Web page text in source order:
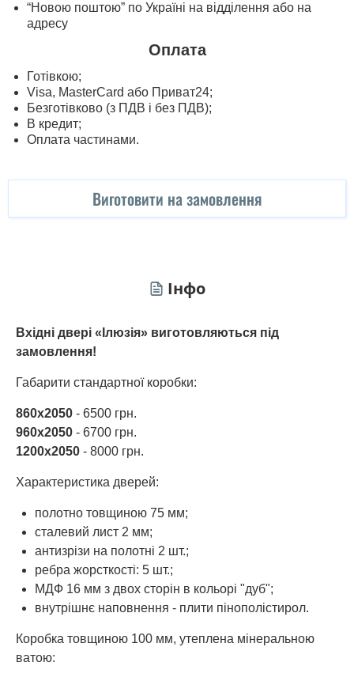
“Новою поштою” по Україні на відділення або на
адресу
Оплата
Готівкою;
Visa, MasterСard або Приват24;
Безготівково (з ПДВ і без ПДВ);
В кредит;
Оплата частинами.
Виготовити на замовлення
Інфо
Вхідні двері «Ілюзія» виготовляються під
замовлення!
Габарити стандартної коробки:
860х2050 - 6500 грн.
960х2050 - 6700 грн.
1200х2050 - 8000 грн.
Характеристика дверей:
полотно товщиною 75 мм;
сталевий лист 2 мм;
антизрізи на полотні 2 шт.;
ребра жорсткості: 5 шт.;
МДФ 16 мм з двох сторін в кольорі "дуб";
внутрішнє наповнення - плити пінополістирол.
Коробка товщиною 100 мм, утеплена мінеральною
ватою: